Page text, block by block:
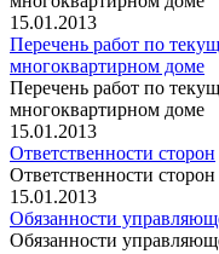
15.01.2013
Перечень работ по
многоквартирном доме
Перечень работ по
многоквартирном доме
15.01.2013
Ответственности сторон
Ответственности сторон
15.01.2013
Обязанности
Обязанности